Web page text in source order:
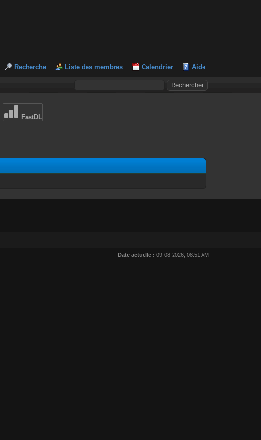
Recherche Liste des membres Calendrier Aide
FastDL
Date actuelle : 09-08-2026, 08:51 AM